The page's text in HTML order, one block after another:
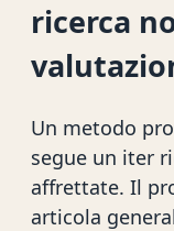
ricerca
Un metodo
segue un iter
affrettate. Il
articola